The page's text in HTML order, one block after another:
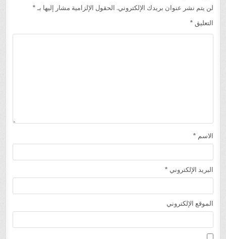
لن يتم نشر عنوان بريدك الإلكتروني. الحقول الإلزامية مشار إليها بـ *
التعليق *
الاسم *
البريد الإلكتروني *
الموقع الإلكتروني